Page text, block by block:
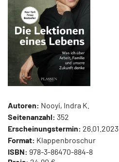
Autoren: Nooyi, Indra K.
Seitenanzahl: 352
Erscheinungstermin: 26.01.2023
Format: Klappenbroschur
ISBN: 978-3-86470-884-8